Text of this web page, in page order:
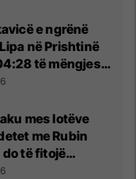
e ngrënë
në Prishtinë
të mëngjesit
digjitale serbe
mes lotëve
me Rubin
të fitojë
Spartak Moska